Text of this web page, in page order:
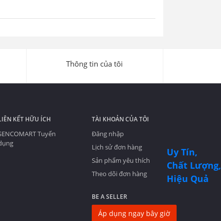
Uy Tín,
Chất Lượng,
Hiệu Quả
Thông tin của tôi
KẾT HỮU ÍCH
Tuyển
TÀI KHOẢN CỦA TÔI
Đăng nhập
Lịch sử đơn hàng
Sản phẩm yêu thích
Theo dõi đơn hàng
BE A SELLER
Áp dụng ngay bây giờ